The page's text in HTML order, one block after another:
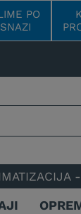
PO
SNAZI
25 GODINA